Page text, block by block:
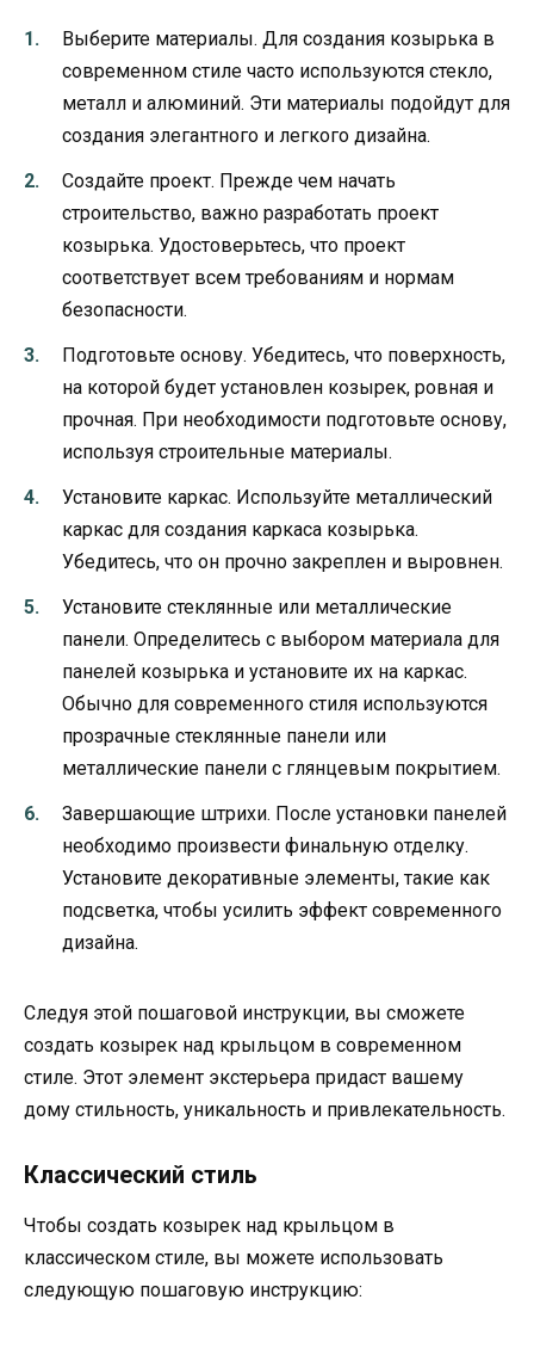
Выберите материалы. Для создания козырька в
современном стиле часто используются стекло,
металл и алюминий. Эти материалы подойдут для
создания элегантного и легкого дизайна.
Создайте проект. Прежде чем начать
строительство, важно разработать проект
козырька. Удостоверьтесь, что проект
соответствует всем требованиям и нормам
безопасности.
Подготовьте основу. Убедитесь, что поверхность,
на которой будет установлен козырек, ровная и
прочная. При необходимости подготовьте основу,
используя строительные материалы.
Установите каркас. Используйте металлический
каркас для создания каркаса козырька.
Убедитесь, что он прочно закреплен и выровнен.
Установите стеклянные или металлические
панели. Определитесь с выбором материала для
панелей козырька и установите их на каркас.
Обычно для современного стиля используются
прозрачные стеклянные панели или
металлические панели с глянцевым покрытием.
Завершающие штрихи. После установки панелей
необходимо произвести финальную отделку.
Установите декоративные элементы, такие как
подсветка, чтобы усилить эффект современного
дизайна.
Следуя этой пошаговой инструкции, вы сможете
создать козырек над крыльцом в современном
стиле. Этот элемент экстерьера придаст вашему
дому стильность, уникальность и привлекательность.
Классический стиль
Чтобы создать козырек над крыльцом в
классическом стиле, вы можете использовать
следующую пошаговую инструкцию: